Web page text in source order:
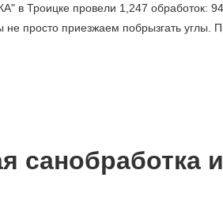
в Троицке провели 1,247 обработок:
просто приезжаем побрызгать углы.
санобработка